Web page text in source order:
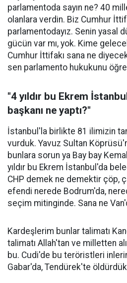
parlamentoda sayın ne? 40
olanlara verdin. Biz Cumhur
parlamentodayız. Senin yasal
gücün var mı, yok. Kime
Cumhur İttifakı sana ne
sen parlamento hukukunu
"4 yıldır bu Ekrem
başkanı ne yaptı?"
İstanbul'la birlikte 81 ilimizin
vurduk. Yavuz Sultan
bunlara sorun ya Bay bay
yıldır bu Ekrem İstanbul'da
CHP demek ne demektir çöp,
efendi nerede Bodrum'da,
seçim mitinginde. Sana ne
Kardeşlerim bunlar talimatı
talimatı Allah'tan ve milletten
bu. Cudi'de bu teröristleri
Gabar'da, Tendürek'te